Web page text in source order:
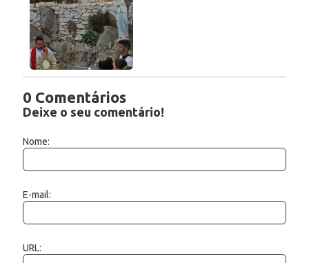
0 Comentários
Deixe o seu comentário!
Nome:
E-mail:
URL: